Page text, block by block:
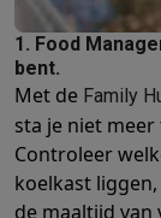
Barbecues
Koude dranken
Kookgerei
Pannen
Desserts
Smart garden
Huishouden &
Stofzuigen
1. Food
bent.
Met de Family
sta je niet
Controleer
koelkast
de maaltijd van